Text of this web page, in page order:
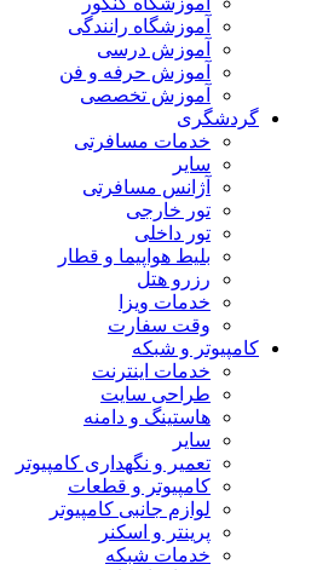
آموزشگاه رانندگی
آموزش درسی
آموزش حرفه و فن
آموزش تخصصی
گردشگری
خدمات مسافرتی
سایر
آژانس مسافرتی
تور خارجی
تور داخلی
بلیط هواپیما و قطار
رزرو هتل
خدمات ویزا
وقت سفارت
کامپیوتر و شبکه
خدمات اینترنت
طراحی سایت
هاستینگ و دامنه
سایر
تعمیر و نگهداری کامپیوتر
کامپیوتر و قطعات
لوازم جانبی کامپیوتر
پرینتر و اسکنر
خدمات شبکه